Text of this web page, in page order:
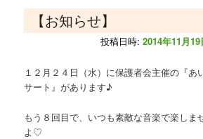
【お知らせ】
投稿日時: 2014年11月19
１２月２４日（水）に保護者会主催の『あ
サート』があります♪
もう８回目で、いつも素敵な音楽で楽しま
よ♡